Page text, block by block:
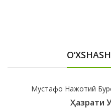
Мустафо Нажотий
Ҳазрати